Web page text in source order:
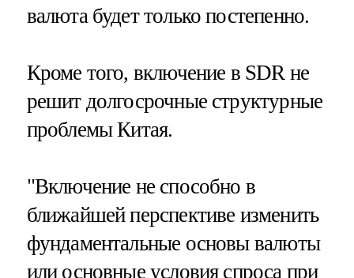
валюта будет только постепенно.
Кроме того, включение в SDR не
решит долгосрочные структурные
проблемы Китая.
"Включение не способно в
ближайшей перспективе изменить
фундаментальные основы валюты
или основные условия спроса при